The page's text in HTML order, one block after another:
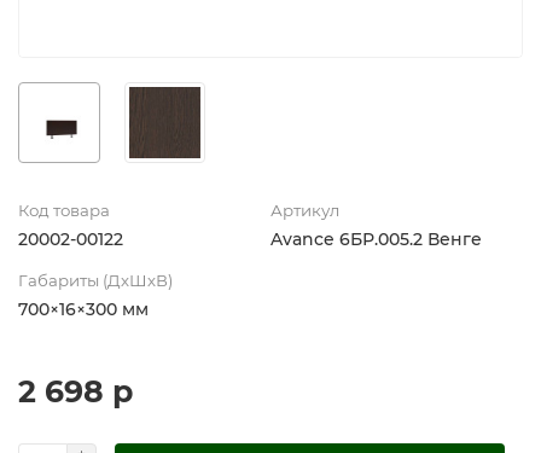
Код товара
20002-00122
Артикул
Avance 6БР.005.2 Венге
Габариты (ДхШхВ)
700×16×300 мм
2 698 р